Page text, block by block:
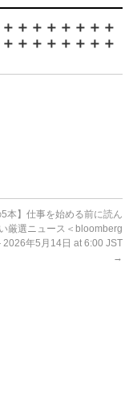
＋＋＋＋＋＋＋
＋＋＋＋＋＋＋
5本】仕事を始める前に読ん
厳選ニュース＜bloomberg
2026年5月14日 at 6:00 JST
→